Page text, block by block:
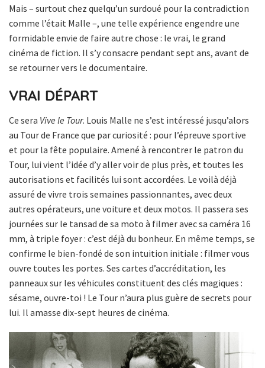
Mais – surtout chez quelqu’un surdoué pour la contradiction
comme l’était Malle –, une telle expérience engendre une
formidable envie de faire autre chose : le vrai, le grand
cinéma de fiction. Il s’y consacre pendant sept ans, avant de
se retourner vers le documentaire.
VRAI DÉPART
Ce sera Vive le Tour. Louis Malle ne s’est intéressé jusqu’alors
au Tour de France que par curiosité : pour l’épreuve sportive
et pour la fête populaire. Amené à rencontrer le patron du
Tour, lui vient l’idée d’y aller voir de plus près, et toutes les
autorisations et facilités lui sont accordées. Le voilà déjà
assuré de vivre trois semaines passionnantes, avec deux
autres opérateurs, une voiture et deux motos. Il passera ses
journées sur le tansad de sa moto à filmer avec sa caméra 16
mm, à triple foyer : c’est déjà du bonheur. En même temps, se
confirme le bien-fondé de son intuition initiale : filmer vous
ouvre toutes les portes. Ses cartes d’accréditation, les
panneaux sur les véhicules constituent des clés magiques :
sésame, ouvre-toi ! Le Tour n’aura plus guère de secrets pour
lui. Il amasse dix-sept heures de cinéma.